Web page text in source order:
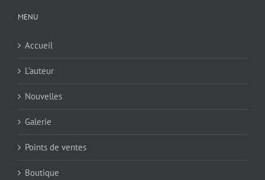
MENU
Accueil
L’auteur
Nouvelles
Galerie
Points de ventes
Boutique